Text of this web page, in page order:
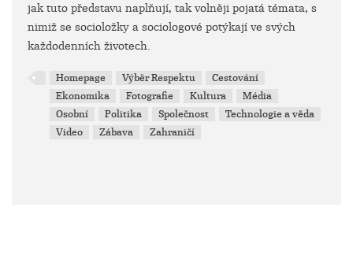
jak tuto představu naplňují, tak volněji pojatá témata, s
nimiž se socioložky a sociologové potýkají ve svých
každodenních životech.
Homepage Výběr Respektu
Cestování
Ekonomika
Fotografie Kultura
Média
Osobní
Politika Společnost
Technologie a věda
Video
Zábava Zahraničí